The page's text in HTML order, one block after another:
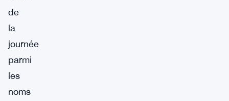
de
la
journée
parmi
les
noms